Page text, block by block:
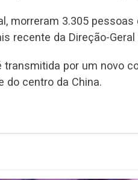
morreram 3.305
recente da Direção-Geral
transmitida por um novo
do centro da China.